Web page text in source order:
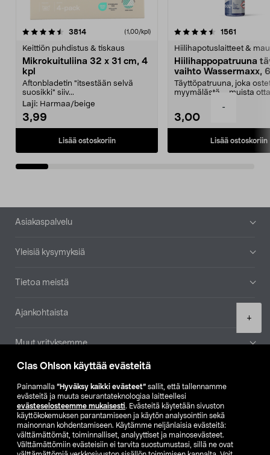
Clas Ohlson käyttää evästeitä
Painamalla ”Hyväksy kaikki evästeet” sallit, että tallennamme
evästeitä ja muuta seurantateknologiaa laitteellesi
evästeselosteemme mukaisesti. Evästeitä käytetään sivuston
käyttökokemuksen parantamiseen ja käytön analysointiin sekä
mainonnan kohdentamiseen. Käytämme neljänlaisia evästeitä:
välttämättömät, toiminnalliset, analyyttiset ja mainosevästeet.
Välttämättömiin evästeisiin ei tarvita suostumustasi, sillä ne ovat
-
+
3814arvostelut (1,00/kpl)
Keittiön puhdistus & tiskaus
Mikrokuituliina 32 x 31 cm, 4
kpl
Aftonbladetin "itsestään selvä
suosikki" siiv...
Laji: Harmaa/beige
3,99
Lisää ostoskoriin
4.5viidestä
1561
Hiilihapotuslaitteet &
Hiilihappopatruuna
vaihto Wassermaxx,
Täyttöpatruuna, joka
myymälästä – muista
3,00
Lisää ostoskoriin
4.5viidestä
Alatunniste
Asiakaspalvelu
Yleisiä kysymyksiä
Tietoa meistä
Ajankohtaista
Muut yrityksemme
Etsi myymälä
SE NO FI
FI SV